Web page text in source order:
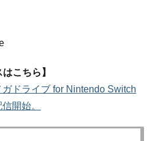
こちら】
ガドライブ for Nintendo Switch
開始。